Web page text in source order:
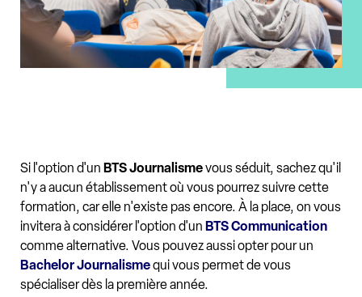
Si l'option d'un BTS Journalismevous séduit, sachez qu'il
n'y a aucun établissement où vous pourrez suivre cette
formation, car elle n'existe pas encore. À la place, on vous
invitera à considérer l'option d'un BTS Communication
comme alternative. Vous pouvez aussi opter pour un
Bachelor Journalismequi vous permet de vous
spécialiser dès la première année.